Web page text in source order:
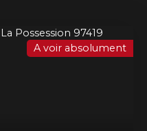
A voir absolument